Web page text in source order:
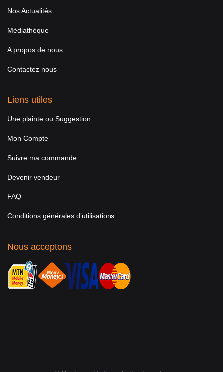
Nos Actualités
Médiathèque
A propos de nous
Contactez nous
Liens utiles
Une plainte ou Suggestion
Mon Compte
Suivre ma commande
Devenir vendeur
FAQ
Conditions générales d’utilisations
Nous acceptons